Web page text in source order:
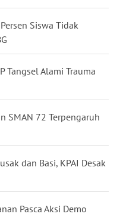
Siswa Tidak
Tangsel Alami Trauma
SMAN 72 Terpengaruh
dan Basi, KPAI Desak
Pasca Aksi Demo